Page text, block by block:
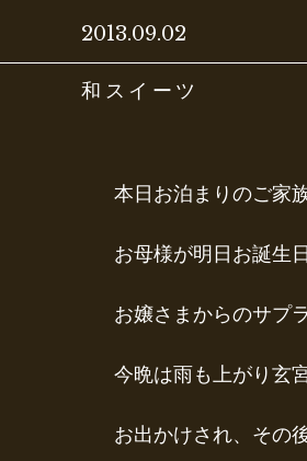
2013.09.02
和スイーツ
本日お泊まりのご家
お母様が明日お誕生
お嬢さまからのサプ
今晩は雨も上がり玄
お出かけされ、その